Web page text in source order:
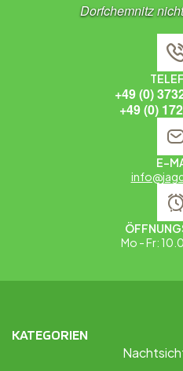
Dorfchemnitz
+49 (0)
+49 (0)
E-
Mo - Fr:
KATEGORIEN